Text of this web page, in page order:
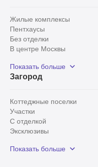
Жилые комплексы
Пентхаусы
Без отделки
В центре Москвы
Рядом с парком
С панорамными окнами
Показать больше
Загород
Коттеджные поселки
Участки
С отделкой
Эксклюзивы
Красногорский район
Показать больше